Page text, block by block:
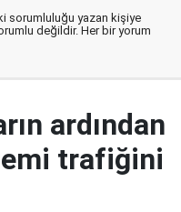
sorumluluğu yazan kişiye
değildir. Her bir yorum
ardından
trafiğini